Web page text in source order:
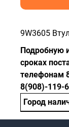
9W3605
Подробную
сроках
телефонам
8(908)-119-
Город